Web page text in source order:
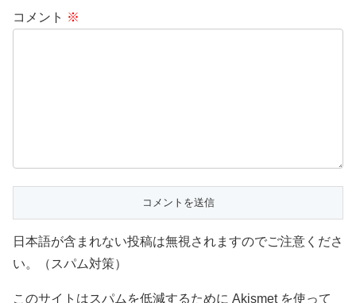
コメント ※
日本語が含まれない投稿は無視されますのでご注意くださ
い。（スパム対策）
このサイトはスパムを低減するために Akismet を使って